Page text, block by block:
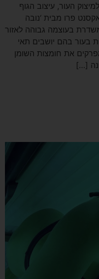
העור, עיצוב הגוף
פרו מבית ‘נובה
בעוצמה גבוהה לאזור
בעור בהם יושבים תאי
את חומצות השומן
[…]